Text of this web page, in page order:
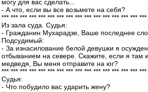
могу для вас сделать...
- А что, если вы все возьмете на себя?
*** *** *** *** *** *** *** *** *** *** *** *** *** *** ***
Из зала суда. Судья:
- Гражданин Мухарадзе, Ваше последнее
Подсудимый:
- За изнасилование белой девушки я
отбыванием на севере. Скажите, если я там
медведя, Вы меня отправите на юг?
*** *** *** *** *** *** *** *** *** *** *** *** *** *** ***
Судья:
- Что побудило вас ударить жену?